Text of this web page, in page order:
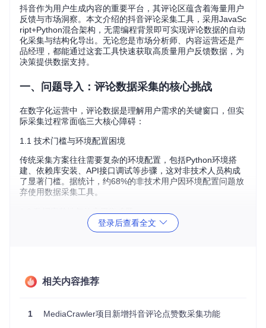
抖音作为用户生成内容的重要平台，其评论区蕴含着海量用户
反馈与市场洞察。本文介绍的抖音评论采集工具，采用JavaSc
ript+Python混合架构，无需编程背景即可实现评论数据的自动
化采集与结构化导出。无论您是市场分析师、内容运营还是产
品经理，都能通过这套工具快速获取高质量用户反馈数据，为
决策提供数据支持。
一、问题导入：评论数据采集的核心挑战
在数字化运营中，评论数据是理解用户需求的关键窗口，但实
际采集过程常面临三大核心障碍：
1.1 技术门槛与环境配置困境
传统采集方案往往需要复杂的环境配置，包括Python环境搭
建、依赖库安装、API接口调试等步骤，这对非技术人员构成
了显著门槛。据统计，约68%的非技术用户因环境配置问题放
弃使用数据采集工具。
1.2 数据完整性与效率平衡难题
抖音评论系统采用动态加载机制，一级评论与二级回复的嵌套
1.3 数据格式与分析需求脱节
乏必要的元数据（如评论时间、点赞数、回复关系），需要额
登录后查看全文
相关内容推荐
1 MediaCrawler项目新增抖音评论点赞数采集功能